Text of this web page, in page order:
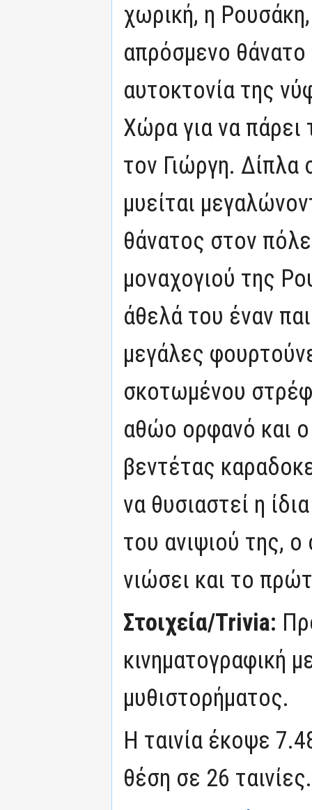
χωρική, η
απρόσμενο
αυτοκτονία της
Χώρα για να πάρει
τον Γιώργη. Δίπλα
μυείται
θάνατος στον
μοναχογιού της
άθελά του έναν
μεγάλες
σκοτωμένου
αθώο ορφανό και
βεντέτας
να θυσιαστεί η
του ανιψιού της,
νιώσει και το
Στοιχεία/Trivia:
κινηματογραφική
μυθιστορήματος.
Η ταινία έκοψε
θέση σε 26 ταινίες.